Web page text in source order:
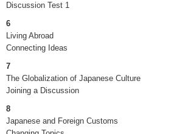
Discussion Test 1
6
Living Abroad
Connecting Ideas
7
The Globalization of Japanese Culture
Joining a Discussion
8
Japanese and Foreign Customs